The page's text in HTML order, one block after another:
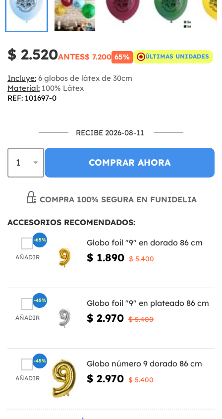
$ 2.520ANTES$ 7.200 65% ÚLTIMAS UNIDADES
Incluye: 6 globos de látex de 30cm
Material: 100% Látex
REF: 101697-0
RECIBE 2026-08-11
COMPRAR AHORA
COMPRA 100% SEGURA EN FUNIDELIA
ACCESORIOS RECOMENDADOS:
AÑADIR
Globo foil "9" en dorado 86 cm
$ 1.890 $ 5.400
-65%
AÑADIR
Globo foil "9" en plateado 86 cm
$ 2.970 $ 5.400
-45%
AÑADIR
Globo número 9 dorado 86 cm
$ 2.970 $ 5.400
-45%